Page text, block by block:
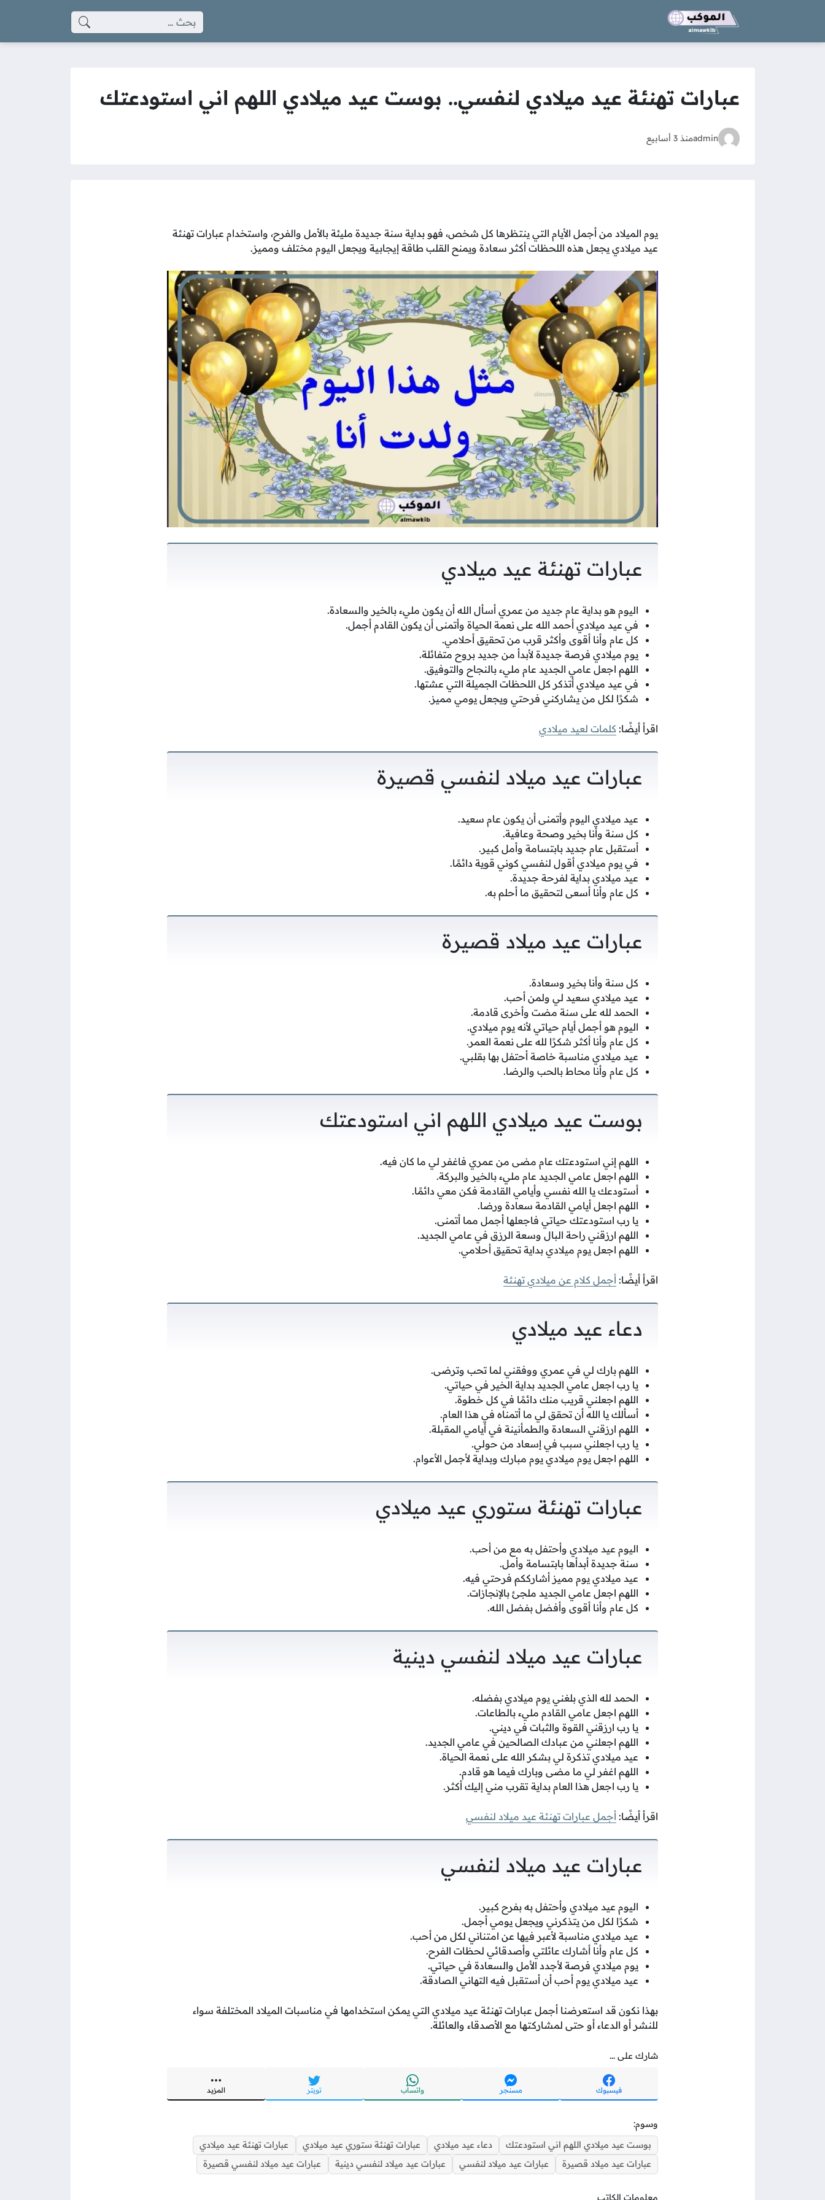
البحث عن:
عبارات تهنئة عيد ميلادي لنفسي.. بوست عيد ميلادي اللهم اني استودعتك
adminمنذ 3 أسابيع
يوم الميلاد من أجمل الأيام التي ينتظرها كل شخص، فهو بداية سنة جديدة مليئة بالأمل والفرح، واستخدام عبارات تهنئة
عيد ميلادي يجعل هذه اللحظات أكثر سعادة ويمنح القلب طاقة إيجابية ويجعل اليوم مختلف ومميز.
عبارات تهنئة عيد ميلادي
اليوم هو بداية عام جديد من عمري أسأل الله أن يكون مليء بالخير والسعادة.
في عيد ميلادي أحمد الله على نعمة الحياة وأتمنى أن يكون القادم أجمل.
كل عام وأنا أقوى وأكثر قرب من تحقيق أحلامي.
يوم ميلادي فرصة جديدة لأبدأ من جديد بروح متفائلة.
اللهم اجعل عامي الجديد عام مليء بالنجاح والتوفيق.
في عيد ميلادي أتذكر كل اللحظات الجميلة التي عشتها.
شكرًا لكل من يشاركني فرحتي ويجعل يومي مميز.
اقرأ أيضًا: كلمات لعيد ميلادي
عبارات عيد ميلاد لنفسي قصيرة
عيد ميلادي اليوم وأتمنى أن يكون عام سعيد.
كل سنة وأنا بخير وصحة وعافية.
أستقبل عام جديد بابتسامة وأمل كبير.
في يوم ميلادي أقول لنفسي كوني قوية دائمًا.
عيد ميلادي بداية لفرحة جديدة.
كل عام وأنا أسعى لتحقيق ما أحلم به.
عبارات عيد ميلاد قصيرة
كل سنة وأنا بخير وسعادة.
عيد ميلادي سعيد لي ولمن أحب.
الحمد لله على سنة مضت وأخرى قادمة.
اليوم هو أجمل أيام حياتي لأنه يوم ميلادي.
كل عام وأنا أكثر شكرًا لله على نعمة العمر.
عيد ميلادي مناسبة خاصة أحتفل بها بقلبي.
كل عام وأنا محاط بالحب والرضا.
بوست عيد ميلادي اللهم اني استودعتك
اللهم إني استودعتك عام مضى من عمري فاغفر لي ما كان فيه.
اللهم اجعل عامي الجديد عام مليء بالخير والبركة.
أستودعك يا الله نفسي وأيامي القادمة فكن معي دائمًا.
اللهم اجعل أيامي القادمة سعادة ورضا.
يا رب استودعتك حياتي فاجعلها أجمل مما أتمنى.
اللهم ارزقني راحة البال وسعة الرزق في عامي الجديد.
اللهم اجعل يوم ميلادي بداية تحقيق أحلامي.
اقرأ أيضًا: أجمل كلام عن ميلادي تهنئة
دعاء عيد ميلادي
اللهم بارك لي في عمري ووفقني لما تحب وترضى.
يا رب اجعل عامي الجديد بداية الخير في حياتي.
اللهم اجعلني قريب منك دائمًا في كل خطوة.
أسألك يا الله أن تحقق لي ما أتمناه في هذا العام.
اللهم ارزقني السعادة والطمأنينة في أيامي المقبلة.
يا رب اجعلني سبب في إسعاد من حولي.
اللهم اجعل يوم ميلادي يوم مبارك وبداية لأجمل الأعوام.
عبارات تهنئة ستوري عيد ميلادي
اليوم عيد ميلادي وأحتفل به مع من أحب.
سنة جديدة أبدأها بابتسامة وأمل.
عيد ميلادي يوم مميز أشارككم فرحتي فيه.
اللهم اجعل عامي الجديد ملجئ بالإنجازات.
كل عام وأنا أقوى وأفضل بفضل الله.
عبارات عيد ميلاد لنفسي دينية
الحمد لله الذي بلغني يوم ميلادي بفضله.
اللهم اجعل عامي القادم مليء بالطاعات.
يا رب ارزقني القوة والثبات في ديني.
اللهم اجعلني من عبادك الصالحين في عامي الجديد.
عيد ميلادي تذكرة لي بشكر الله على نعمة الحياة.
اللهم اغفر لي ما مضى وبارك فيما هو قادم.
يا رب اجعل هذا العام بداية تقرب مني إليك أكثر.
اقرأ أيضًا: أجمل عبارات تهنئة عيد ميلاد لنفسي
عبارات عيد ميلاد لنفسي
اليوم عيد ميلادي وأحتفل به بفرح كبير.
شكرًا لكل من يتذكرني ويجعل يومي أجمل.
عيد ميلادي مناسبة لأعبر فيها عن امتناني لكل من أحب.
كل عام وأنا أشارك عائلتي وأصدقائي لحظات الفرح.
يوم ميلادي فرصة لأجدد الأمل والسعادة في حياتي.
عيد ميلادي يوم أحب أن أستقبل فيه التهاني الصادقة.
بهذا نكون قد استعرضنا أجمل عبارات تهنئة عيد ميلادي التي يمكن استخدامها في مناسبات الميلاد المختلفة سواء
للنشر أو الدعاء أو حتى لمشاركتها مع الأصدقاء والعائلة.
شارك على ...
فيسبوك مسنجر واتساب تويتر المزيد
وسوم:
بوست عيد ميلادي اللهم اني استودعتك
دعاء عيد ميلادي عبارات تهنئة ستوري عيد ميلادي
عبارات تهنئة عيد ميلادي
عبارات عيد ميلاد قصيرة
عبارات عيد ميلاد لنفسي عبارات عيد ميلاد لنفسي دينية عبارات عيد ميلاد لنفسي قصيرة
معلومات الكاتب